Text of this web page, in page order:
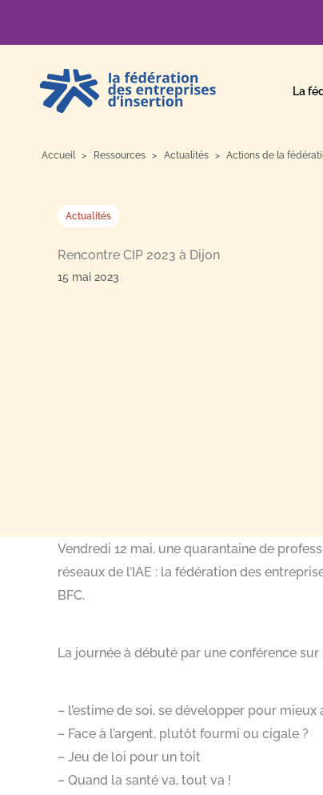
contenu
La
Accueil Ressources Actualités Actions de la
Actualités
Rencontre CIP 2023 à Dijon
15 mai 2023
Vendredi 12 mai, une quarantaine de
réseaux de l’IAE : la fédération des
BFC.
La journée à débuté par une conférence
– l’estime de soi, se développer pour mieux
– Face à l’argent, plutôt fourmi ou cigale ?
– Jeu de loi pour un toit
– Quand la santé va, tout va !